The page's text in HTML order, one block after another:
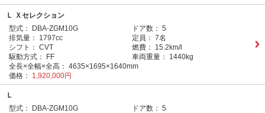
Ｌ Ｘセレクション
型式：
DBA-ZGM10G ドア数： 5
排気量：
1797cc 定員： 7名
シフト： CVT 燃費：
15.2km/l
駆動方式：
FF 車両重量：
1440kg
全長×全幅×全高： 4635×1695×1640mm
価格：
1,920,000円
Ｌ
型式：
DBA-ZGM10G ドア数： 5